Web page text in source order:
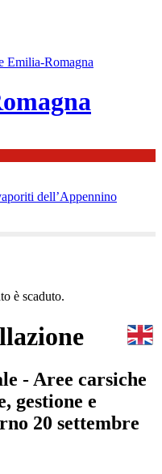
dell’Appennino
è scaduto.
- Aree carsiche
gestione e
20 settembre